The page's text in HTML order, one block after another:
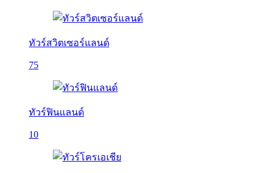
ทัวร์สวิตเซอร์แลนด์
75
ทัวร์ฟินแลนด์
10